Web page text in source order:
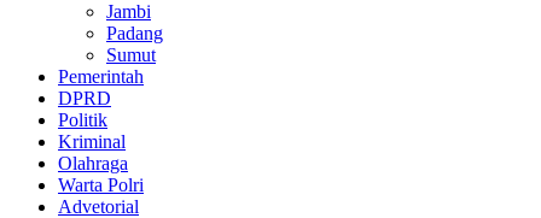
Jambi
Padang
Sumut
Pemerintah
DPRD
Politik
Kriminal
Olahraga
Warta Polri
Advetorial